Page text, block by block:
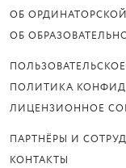
ОБ
ОБ
ПОЛИТИКА
ЛИЦЕНЗИОННОЕ
ПАРТНЁРЫ И
КОНТАКТЫ